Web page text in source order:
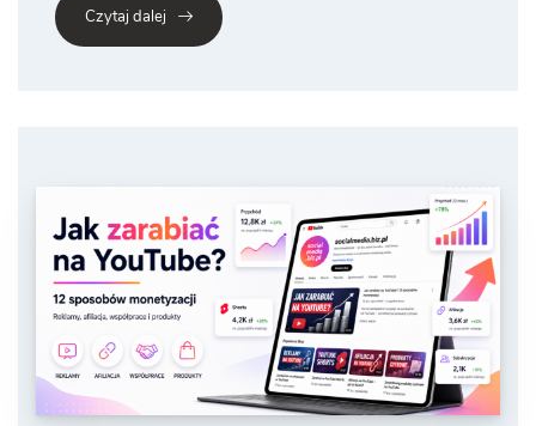
Czytaj dalej